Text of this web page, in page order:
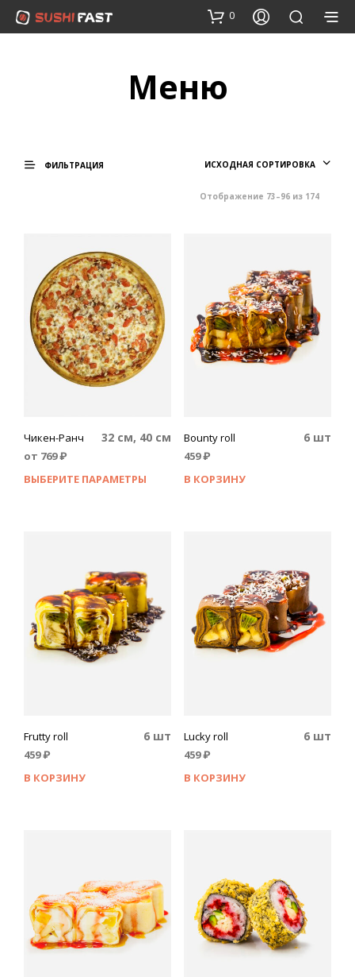
0
Меню
ФИЛЬТРАЦИЯ ИСХОДНАЯ СОРТИРОВКА
Отображение 73–96 из 174
Чикен-Ранч 32 см, 40 см
от 769₽
ВЫБЕРИТЕ ПАРАМЕТРЫ
Bounty roll 6 шт
459₽
В КОРЗИНУ
Frutty roll 6 шт
459₽
В КОРЗИНУ
Lucky roll 6 шт
459₽
В КОРЗИНУ